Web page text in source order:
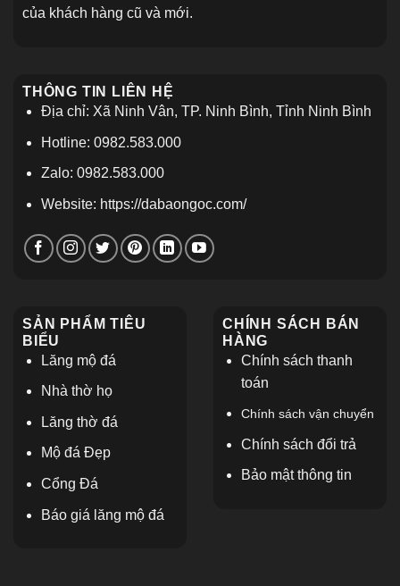
của khách hàng cũ và mới.
THÔNG TIN LIÊN HỆ
Địa chỉ: Xã Ninh Vân, TP. Ninh Bình, Tỉnh Ninh Bình
Hotline: 0982.583.000
Zalo: 0982.583.000
Website: https://dabaongoc.com/
SẢN PHẨM TIÊU
BIỂU
Lăng mộ đá
Nhà thờ họ
Lăng thờ đá
Mộ đá Đẹp
Cổng Đá
Báo giá lăng mộ đá
CHÍNH SÁCH BÁN
HÀNG
Chính sách thanh
toán
Chính sách vận chuyển
Chính sách đổi trả
Bảo mật thông tin